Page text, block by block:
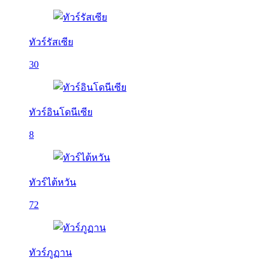
ทัวร์รัสเซีย
30
ทัวร์อินโดนีเซีย
8
ทัวร์ไต้หวัน
72
ทัวร์ภูฏาน